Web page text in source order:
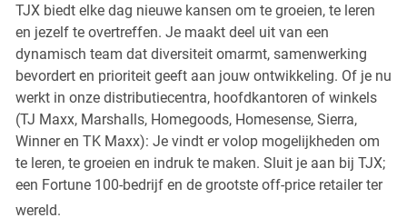
TJX biedt elke dag nieuwe kansen om te groeien, te leren
en jezelf te overtreffen. Je maakt deel uit van een
dynamisch team dat diversiteit omarmt, samenwerking
bevordert en prioriteit geeft aan jouw ontwikkeling. Of je nu
werkt in onze distributiecentra, hoofdkantoren of winkels
(TJ Maxx, Marshalls, Homegoods, Homesense, Sierra,
Winner en TK Maxx): Je vindt er volop mogelijkheden om
te leren, te groeien en indruk te maken. Sluit je aan bij TJX;
een Fortune 100-bedrijf en de grootste off-price retailer ter
wereld.